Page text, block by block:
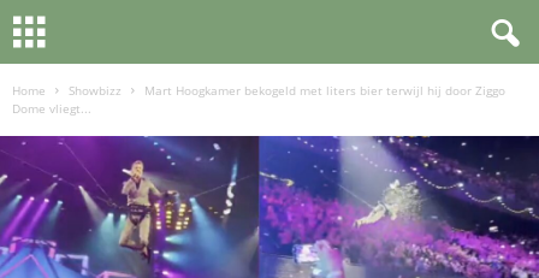
Home Showbizz
Mart Hoogkamer bekogeld met liters bier terwijl hij door Ziggo
Dome vliegt...